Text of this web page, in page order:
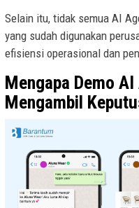
Selain itu, tidak semua AI
yang sudah digunakan
efisiensi operasional dan
Mengapa Demo
Mengambil